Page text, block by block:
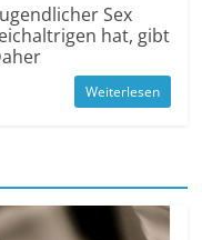
Sex
hat, gibt
Weiterlesen